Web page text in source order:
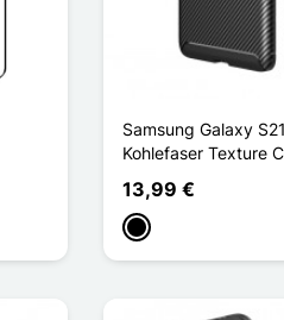
Samsung Galaxy
Kohlefaser Texture
13,99 €
Schwarz